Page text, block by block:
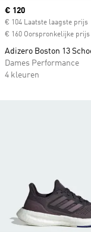
Current price
€ 120
€ 104 Laatste laagste prijs
€ 160 Oorspronkelijke prijs
Adizero Boston 13
Dames Performance
4 kleuren